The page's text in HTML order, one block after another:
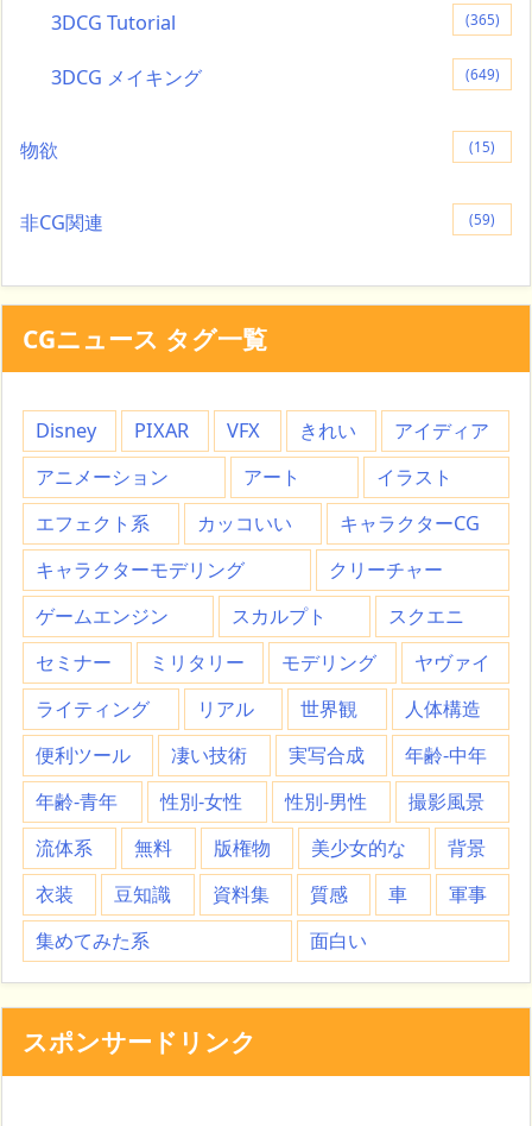
3DCG Tutorial (365)
3DCG メイキング (649)
物欲 (15)
非CG関連 (59)
CGニュース タグ一覧
Disney PIXAR VFX きれい
アイディア
アニメーション
アート
イラスト
エフェクト系
カッコいい
キャラクターCG
キャラクターモデリング
クリーチャー
ゲームエンジン
スカルプト
スクエニ
セミナー
ミリタリー モデリング
ヤヴァイ
ライティング
リアル 世界観
人体構造
便利ツール
凄い技術 実写合成
年齢-中年
年齢-青年
性別-女性 性別-男性
撮影風景
流体系
無料 版権物 美少女的な
背景
衣装
豆知識 資料集 質感 車
軍事
集めてみた系
面白い
スポンサードリンク